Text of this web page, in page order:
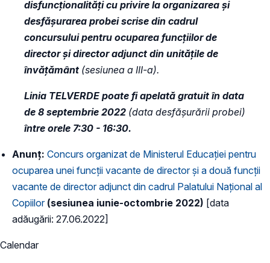
disfuncționalități cu privire la organizarea și
desfășurarea probei scrise din cadrul
concursului pentru ocuparea funcțiilor de
director și director adjunct din unitățile de
învățământ (sesiunea a III-a).
Linia TELVERDE poate fi apelată gratuit în data
de 8 septembrie 2022 (data desfășurării probei)
între orele 7:30 - 16:30.
Anunț: Concurs organizat de Ministerul Educației pentru
ocuparea unei funcții vacante de director și a două funcții
vacante de director adjunct din cadrul Palatului Național al
Copiilor(sesiunea iunie-octombrie 2022) [data
adăugării: 27.06.2022]
Calendar